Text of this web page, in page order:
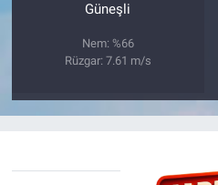
Güneşli
Nem: %66
Rüzgar: 7.61 m/s